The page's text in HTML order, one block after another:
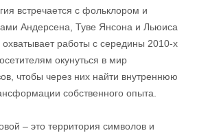
встречается с фольклором и
Андерсена, Туве Янсона и Льюиса
работы с середины 2010-х
окунуться в мир
чтобы через них найти внутреннюю
собственного опыта.
– это территория символов и